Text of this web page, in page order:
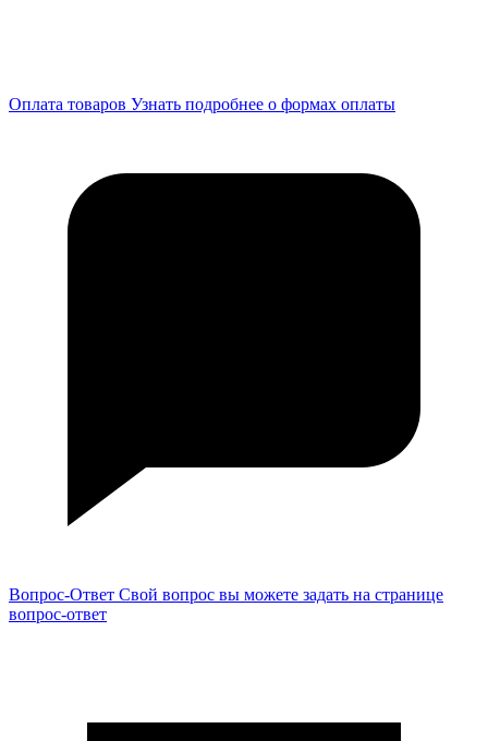
Оплата товаров Узнать подробнее о формах оплаты
Вопрос-Ответ Свой вопрос вы можете задать на странице
вопрос-ответ